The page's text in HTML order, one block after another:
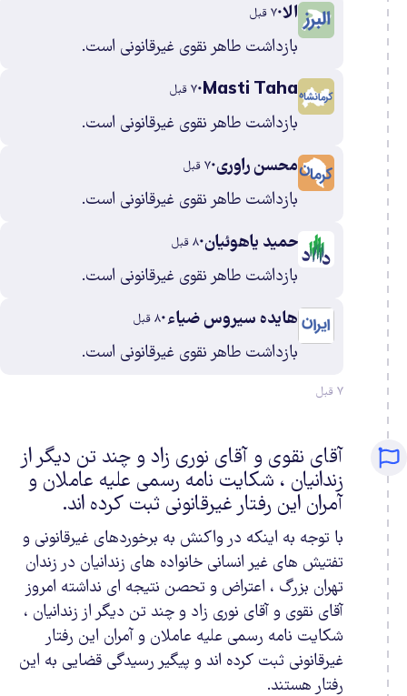
الا ٧ قبل
بازداشت طاهر نقوی غیرقانونی است.
Masti Taha ٧ قبل
بازداشت طاهر نقوی غیرقانونی است.
محسن راوری ٧ قبل
بازداشت طاهر نقوی غیرقانونی است.
حمید یاهوئیان ٨ قبل
بازداشت طاهر نقوی غیرقانونی است.
هایده سیروس ضیاء ٨ قبل
بازداشت طاهر نقوی غیرقانونی است.
٧ قبل
آقای نقوی و آقای نوری زاد و چند تن دیگر از
زندانیان ، شکایت نامه رسمی علیه عاملان و
آمران این رفتار غیرقانونی ثبت کرده اند.
با توجه به اینکه در واکنش به برخوردهای غیرقانونی و
تفتیش های غیر انسانی خانواده های زندانیان در زندان
تهران بزرگ ، اعتراض و تحصن نتیجه ای نداشته امروز
آقای نقوی و آقای نوری زاد و چند تن دیگر از زندانیان ،
شکایت نامه رسمی علیه عاملان و آمران این رفتار
غیرقانونی ثبت کرده اند و پیگیر رسیدگی قضایی به این
رفتار هستند.